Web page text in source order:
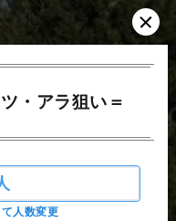
・アラ狙い＝
人数変更